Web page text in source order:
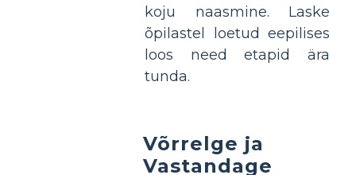
koju naasmine. Laske
õpilastel loetud eepilises
loos need etapid ära
tunda.
Võrrelge ja
Vastandage